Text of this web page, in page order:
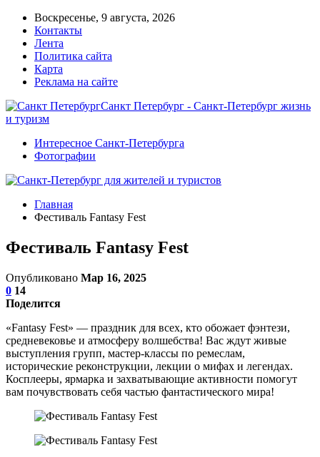
Воскресенье, 9 августа, 2026
Контакты
Лента
Политика сайта
Карта
Реклама на сайте
Санкт Петербург - Санкт-Петербург жизнь
и туризм
Интересное Санкт-Петербурга
Фотографии
Главная
Фестиваль Fantasy Fest
Фестиваль Fantasy Fest
Опубликовано Мар 16, 2025
0 14
Поделится
«Fantasy Fest» — праздник для всех, кто обожает фэнтези,
средневековье и атмосферу волшебства! Вас ждут живые
выступления групп, мастер-классы по ремеслам,
исторические реконструкции, лекции о мифах и легендах.
Косплееры, ярмарка и захватывающие активности помогут
вам почувствовать себя частью фантастического мира!